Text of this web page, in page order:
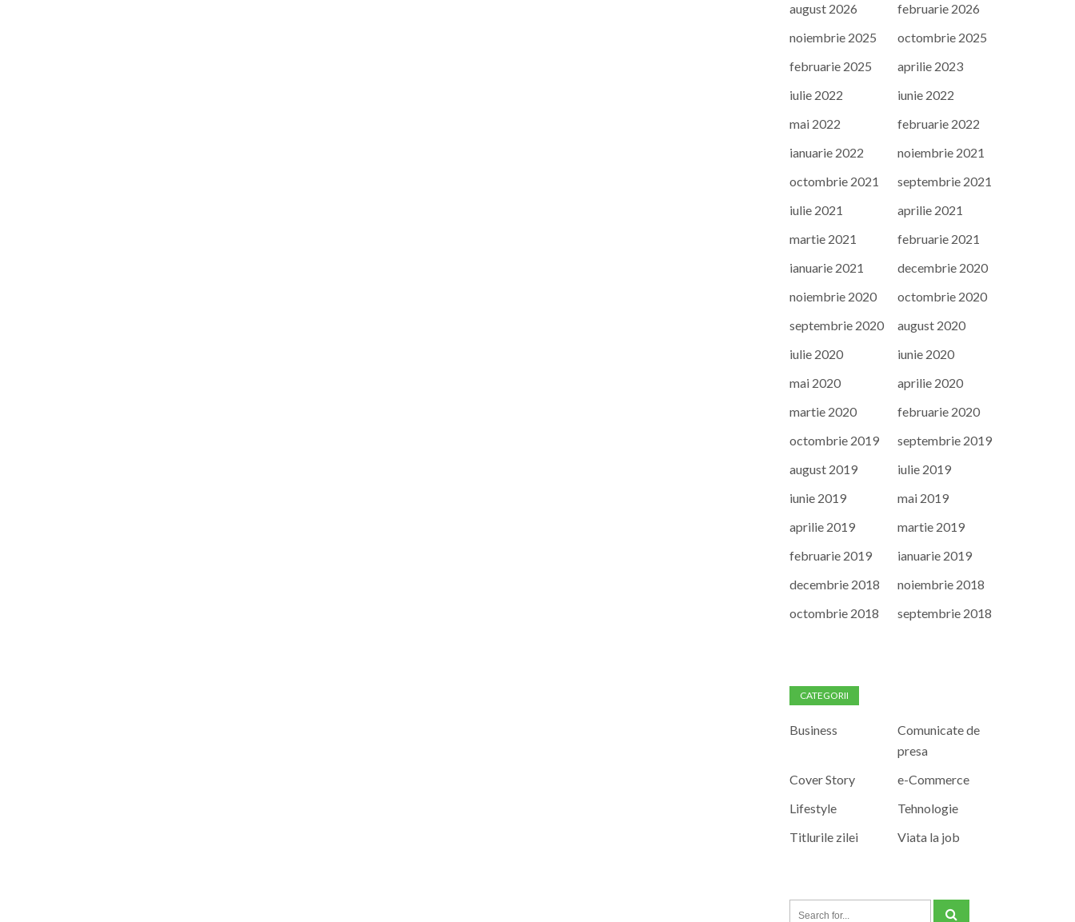
august 2026
februarie 2026
noiembrie 2025
octombrie 2025
februarie 2025
aprilie 2023
iulie 2022
iunie 2022
mai 2022
februarie 2022
ianuarie 2022
noiembrie 2021
octombrie 2021
septembrie 2021
iulie 2021
aprilie 2021
martie 2021
februarie 2021
ianuarie 2021
decembrie 2020
noiembrie 2020
octombrie 2020
septembrie 2020
august 2020
iulie 2020
iunie 2020
mai 2020
aprilie 2020
martie 2020
februarie 2020
octombrie 2019
septembrie 2019
august 2019
iulie 2019
iunie 2019
mai 2019
aprilie 2019
martie 2019
februarie 2019
ianuarie 2019
decembrie 2018
noiembrie 2018
octombrie 2018
septembrie 2018
CATEGORII
Business
Comunicate de
presa
Cover Story
e-Commerce
Lifestyle
Tehnologie
Titlurile zilei
Viata la job